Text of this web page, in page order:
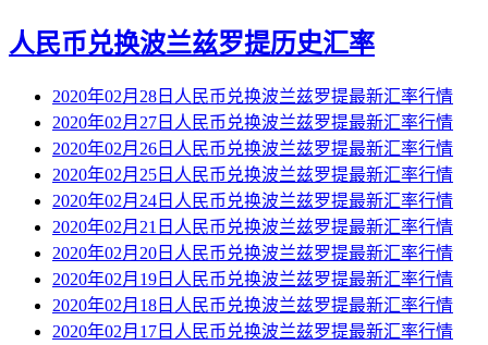
人民币兑换波兰兹罗提历史汇率
2020年02月28日人民币兑换波兰兹罗提最新汇率行情
2020年02月27日人民币兑换波兰兹罗提最新汇率行情
2020年02月26日人民币兑换波兰兹罗提最新汇率行情
2020年02月25日人民币兑换波兰兹罗提最新汇率行情
2020年02月24日人民币兑换波兰兹罗提最新汇率行情
2020年02月21日人民币兑换波兰兹罗提最新汇率行情
2020年02月20日人民币兑换波兰兹罗提最新汇率行情
2020年02月19日人民币兑换波兰兹罗提最新汇率行情
2020年02月18日人民币兑换波兰兹罗提最新汇率行情
2020年02月17日人民币兑换波兰兹罗提最新汇率行情